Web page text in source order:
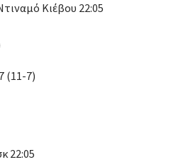
Κιέβου 22:05
(11-7)
22:05